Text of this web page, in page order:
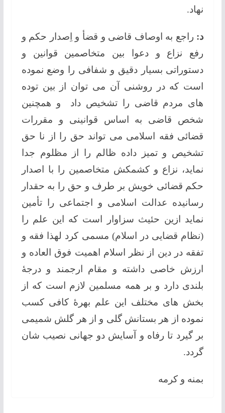
نهاد.
د: راجع به اوصاف قاضی و قضأ و اِصدار حکم و
رفع نزاع و دعوا بین متخاصمین قوانین و
دستوراتی بسیار دقیق و شفافی را وضع نموده
است که در روشنی آن می توان از بین توده
های مردم قاضی را تشخیص داد و همچنین
شخص قاضی به اساس قوانینی و مقررات
قضائی فقه اسلامی می تواند حق را از نا حق
تشخیص و تمیز داده ظالم را از مظلوم جدا
نماید، نزاع و کشمکش متخاصمین را با اصدار
حکم قضائی خویش بر طرف و حق را به حقدار
رسانیده عدالت اسلامی و اجتماعی را تأمین
نماید ازین حئیث سزاوار است که این علم را
(نظام قضایی در اسلام) مسمی کرد لهذا فقه و
تفقه در دین از نظر اسلام اهمیت فوق العاده و
ارزش خاصی داشته و مقام ارجمند و درجۀ
بلندی دارد و بر همه مسلمین لازم است که از
بخش های مختلف این علم بهرۀ کافی کسب
نموده از هر بستانش گلی و از هر گلش شمیمی
بر گیرد تا رفاه و آسایش دو جهانی نصیب شان
گردد.
بمنه و کرمه